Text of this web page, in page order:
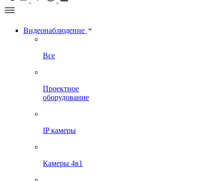
Видеонаблюдение
Все
Проектное
оборудование
IP камеры
Камеры 4в1